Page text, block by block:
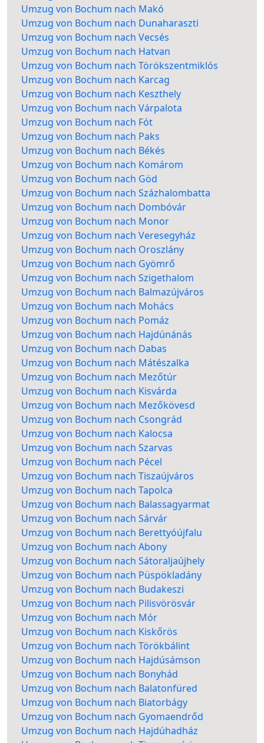
Umzug von Bochum nach Makó
Umzug von Bochum nach Dunaharaszti
Umzug von Bochum nach Vecsés
Umzug von Bochum nach Hatvan
Umzug von Bochum nach Törökszentmiklós
Umzug von Bochum nach Karcag
Umzug von Bochum nach Keszthely
Umzug von Bochum nach Várpalota
Umzug von Bochum nach Fót
Umzug von Bochum nach Paks
Umzug von Bochum nach Békés
Umzug von Bochum nach Komárom
Umzug von Bochum nach Göd
Umzug von Bochum nach Százhalombatta
Umzug von Bochum nach Dombóvár
Umzug von Bochum nach Monor
Umzug von Bochum nach Veresegyház
Umzug von Bochum nach Oroszlány
Umzug von Bochum nach Gyömrő
Umzug von Bochum nach Szigethalom
Umzug von Bochum nach Balmazújváros
Umzug von Bochum nach Mohács
Umzug von Bochum nach Pomáz
Umzug von Bochum nach Hajdúnánás
Umzug von Bochum nach Dabas
Umzug von Bochum nach Mátészalka
Umzug von Bochum nach Mezőtúr
Umzug von Bochum nach Kisvárda
Umzug von Bochum nach Mezőkövesd
Umzug von Bochum nach Csongrád
Umzug von Bochum nach Kalocsa
Umzug von Bochum nach Szarvas
Umzug von Bochum nach Pécel
Umzug von Bochum nach Tiszaújváros
Umzug von Bochum nach Tapolca
Umzug von Bochum nach Balassagyarmat
Umzug von Bochum nach Sárvár
Umzug von Bochum nach Berettyóújfalu
Umzug von Bochum nach Abony
Umzug von Bochum nach Sátoraljaújhely
Umzug von Bochum nach Püspökladány
Umzug von Bochum nach Budakeszi
Umzug von Bochum nach Pilisvörösvár
Umzug von Bochum nach Mór
Umzug von Bochum nach Kiskőrös
Umzug von Bochum nach Törökbálint
Umzug von Bochum nach Hajdúsámson
Umzug von Bochum nach Bonyhád
Umzug von Bochum nach Balatonfüred
Umzug von Bochum nach Biatorbágy
Umzug von Bochum nach Gyomaendrőd
Umzug von Bochum nach Hajdúhadház